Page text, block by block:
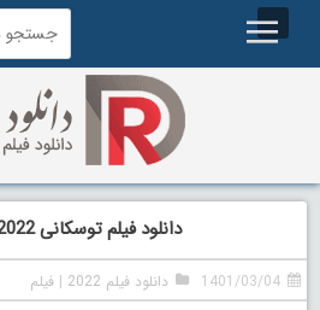
دانلود فیلم توسکانی Toscana 2022
1401/03/04 دانلود فیلم 2022 |فیلم